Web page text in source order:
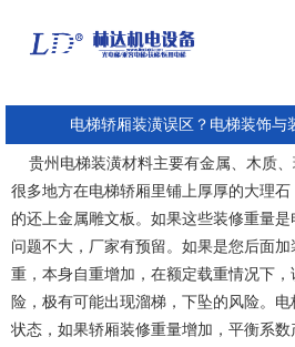
电梯轿厢装潢误区？电梯装饰与
贵州电梯装潢材料主要有金属、木质
很多地方在电梯轿厢里铺上厚厚的大理
的还上金属雕文板。如果这些装修重量是
问题不大，厂家有预留。如果是您后面
重，本身自重增加，在额定载重情况下
险，极有可能出现溜梯，下坠的风险。
状态，如果轿厢装修重量增加，平衡系